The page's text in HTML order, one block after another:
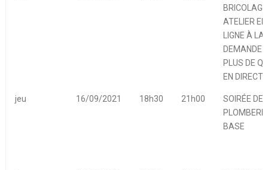
ATELIER EN
LIGNE À LA
DEMANDE
PLUS DE
EN DIRECT
jeu 16/09/2021 18h30 21h00
SOIRÉE DE
BASE